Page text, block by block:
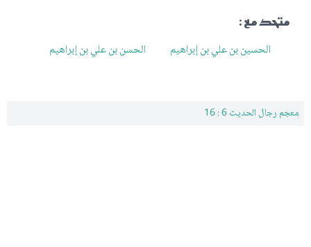
متحد مع :
الحسين بن علي بن إبراهيم الحسن بن علي بن إبراهيم
معجم رجال الحديث 6 : 16